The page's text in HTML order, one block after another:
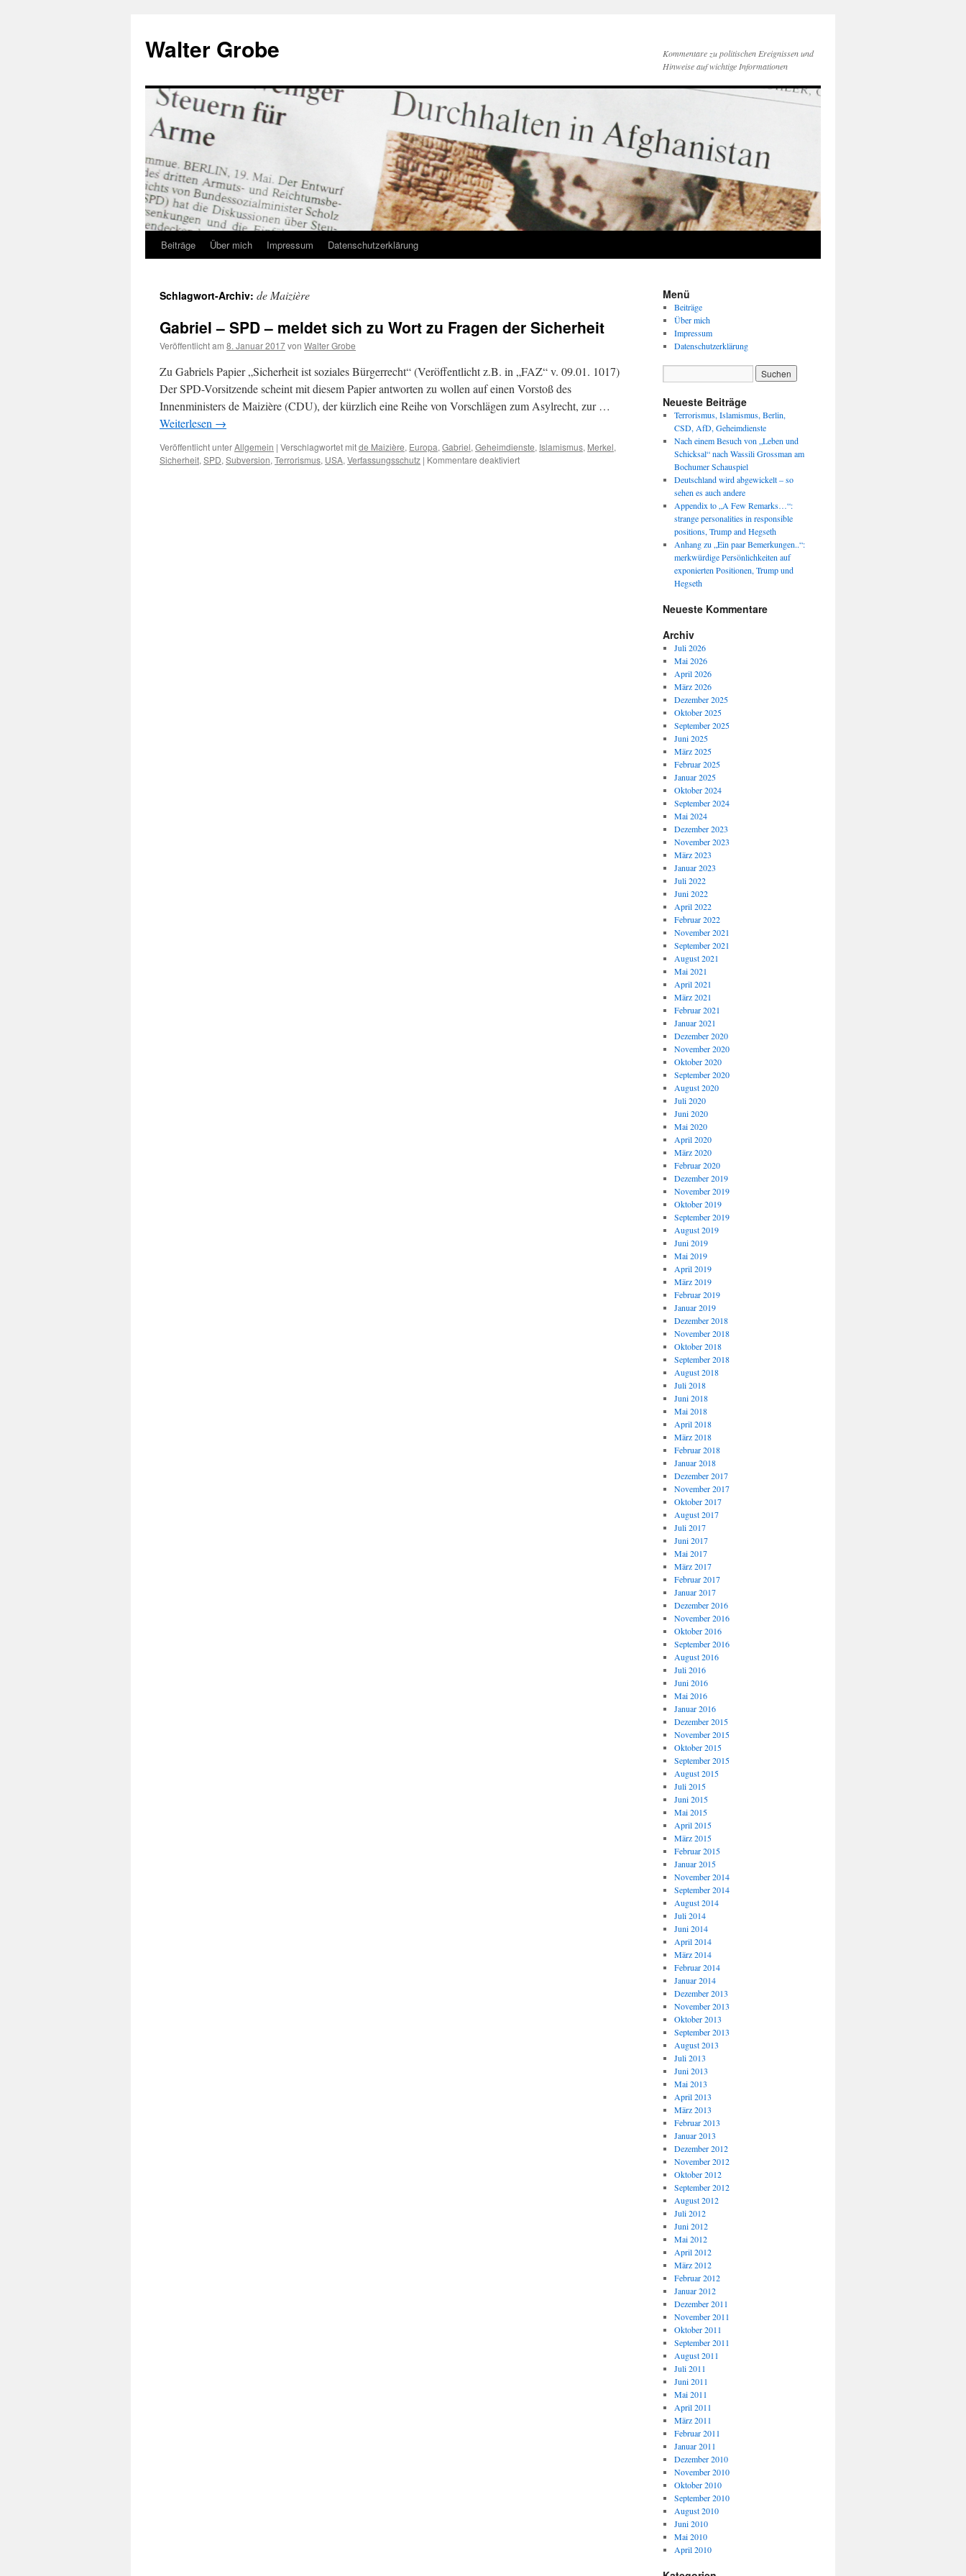
springen
Walter Grobe
Kommentare zu politischen Ereignissen und
Hinweise auf wichtige Informationen
Beiträge Über mich Impressum Datenschutzerklärung
Schlagwort-Archiv: de Maizière
Gabriel – SPD – meldet sich zu Wort zu Fragen der Sicherheit
Veröffentlicht am 8. Januar 2017von Walter Grobe
Zu Gabriels Papier „Sicherheit ist soziales Bürgerrecht“ (Veröffentlicht z.B. in „FAZ“ v. 09.01. 1017)
Der SPD-Vorsitzende scheint mit diesem Papier antworten zu wollen auf einen Vorstoß des
Innenministers de Maizière (CDU), der kürzlich eine Reihe von Vorschlägen zum Asylrecht, zur …
Weiterlesen →
Veröffentlicht unterAllgemein | Verschlagwortet mitde Maizière, Europa, Gabriel, Geheimdienste, Islamismus, Merkel,
Sicherheit, SPD, Subversion, Terrorismus, USA, Verfassungsschutz | Kommentare deaktiviertfür
Menü
Beiträge
Über mich
Impressum
Datenschutzerklärung
Neueste Beiträge
Terrorismus, Islamismus, Berlin,
CSD, AfD, Geheimdienste
Nach einem Besuch von „Leben und
Schicksal“ nach Wassili Grossman am
Bochumer Schauspiel
Deutschland wird abgewickelt – so
sehen es auch andere
Appendix to „A Few Remarks…“:
strange personalities in responsible
positions, Trump and Hegseth
Anhang zu „Ein paar Bemerkungen..“:
merkwürdige Persönlichkeiten auf
exponierten Positionen, Trump und
Hegseth
Neueste Kommentare
Archiv
Juli 2026
Mai 2026
April 2026
März 2026
Dezember 2025
Oktober 2025
September 2025
Juni 2025
März 2025
Februar 2025
Januar 2025
Oktober 2024
September 2024
Mai 2024
Dezember 2023
November 2023
März 2023
Januar 2023
Juli 2022
Juni 2022
April 2022
Februar 2022
November 2021
September 2021
August 2021
Mai 2021
April 2021
März 2021
Februar 2021
Januar 2021
Dezember 2020
November 2020
Oktober 2020
September 2020
August 2020
Juli 2020
Juni 2020
Mai 2020
April 2020
März 2020
Februar 2020
Dezember 2019
November 2019
Oktober 2019
September 2019
August 2019
Juni 2019
Mai 2019
April 2019
März 2019
Februar 2019
Januar 2019
Dezember 2018
November 2018
Oktober 2018
September 2018
August 2018
Juli 2018
Juni 2018
Mai 2018
April 2018
März 2018
Februar 2018
Januar 2018
Dezember 2017
November 2017
Oktober 2017
August 2017
Juli 2017
Juni 2017
Mai 2017
März 2017
Februar 2017
Januar 2017
Dezember 2016
November 2016
Oktober 2016
September 2016
August 2016
Juli 2016
Juni 2016
Mai 2016
Januar 2016
Dezember 2015
November 2015
Oktober 2015
September 2015
August 2015
Juli 2015
Juni 2015
Mai 2015
April 2015
März 2015
Februar 2015
Januar 2015
November 2014
September 2014
August 2014
Juli 2014
Juni 2014
April 2014
März 2014
Februar 2014
Januar 2014
Dezember 2013
November 2013
Oktober 2013
September 2013
August 2013
Juli 2013
Juni 2013
Mai 2013
April 2013
März 2013
Februar 2013
Januar 2013
Dezember 2012
November 2012
Oktober 2012
September 2012
August 2012
Juli 2012
Juni 2012
Mai 2012
April 2012
März 2012
Februar 2012
Januar 2012
Dezember 2011
November 2011
Oktober 2011
September 2011
August 2011
Juli 2011
Juni 2011
Mai 2011
April 2011
März 2011
Februar 2011
Januar 2011
Dezember 2010
November 2010
Oktober 2010
September 2010
August 2010
Juni 2010
Mai 2010
April 2010